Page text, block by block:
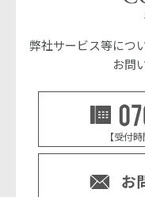
弊社サービス等につ
お問
【受付